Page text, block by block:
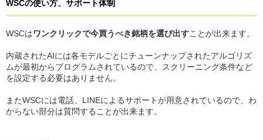
WSCの使い方、サポート体制
WSCはワンクリックで今買うべき銘柄を選び出すことが出来ます。
内蔵されたAIには各モデルごとにチューンナップされたアルゴリズ
ムが最初からプログラムされているので、スクリーニング条件など
を設定する必要はありません。
またWSCには電話、LINEによるサポートが用意されているので、わ
からない部分は質問することが出来ます。